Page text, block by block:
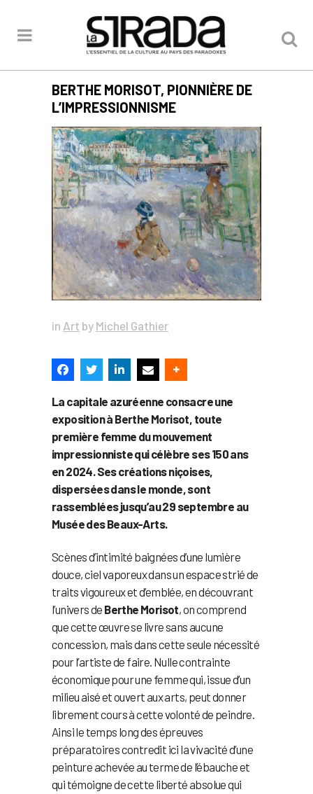
BERTHE MORISOT, PIONNIÈRE DE
L’IMPRESSIONNISME
in Art by Michel Gathier
La capitale azuréenne consacre une
exposition à Berthe Morisot, toute
première femme du mouvement
impressionniste qui célèbre ses 150 ans
en 2024. Ses créations niçoises,
dispersées dans le monde, sont
rassemblées jusqu’au 29 septembre au
Musée des Beaux-Arts.
Scènes d’intimité baignées d’une lumière
douce, ciel vaporeux dans un espace strié de
traits vigoureux et d’emblée, en découvrant
l’univers de Berthe Morisot, on comprend
que cette œuvre se livre sans aucune
concession, mais dans cette seule nécessité
pour l’artiste de faire. Nulle contrainte
économique pour une femme qui, issue d’un
milieu aisé et ouvert aux arts, peut donner
librement cours à cette volonté de peindre.
Ainsi le temps long des épreuves
préparatoires contredit ici la vivacité d’une
peinture achevée au terme de l’ébauche et
qui témoigne de cette liberté absolue qui